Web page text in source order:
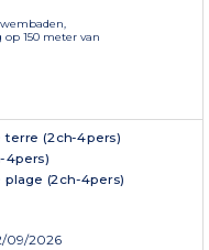
150 meter van
terre (2ch-4pers)
4pers)
(2ch-4pers)
09/2026